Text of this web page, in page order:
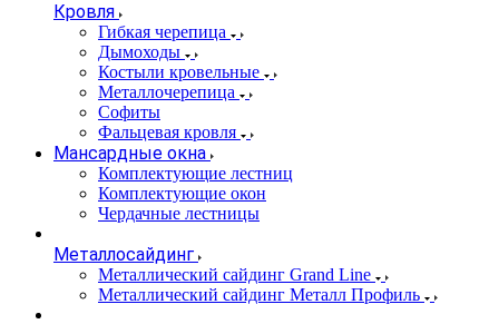
Кровля
Гибкая черепица
Дымоходы
Костыли кровельные
Металлочерепица
Софиты
Фальцевая кровля
Мансардные окна
Комплектующие лестниц
Комплектующие окон
Чердачные лестницы
Металлосайдинг
Металлический сайдинг Grand Line
Металлический сайдинг Металл Профиль